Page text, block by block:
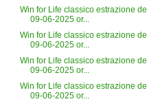
Win for Life classico estrazione del
09-06-2025 or...
Win for Life classico estrazione del
09-06-2025 or...
Win for Life classico estrazione del
09-06-2025 or...
Win for Life classico estrazione del
09-06-2025 or...